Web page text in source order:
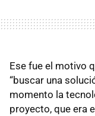
Ese fue el motivo
“buscar una
momento la
proyecto, que era